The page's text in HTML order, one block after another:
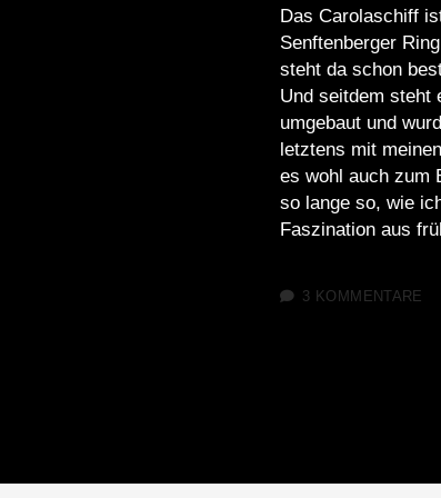
Das Carolaschiff
Senftenberger
steht da schon
Und seitdem steht
umgebaut und
letztens mit
es wohl auch zum
so lange so, wie
Faszination aus
3 KOMMENTARE